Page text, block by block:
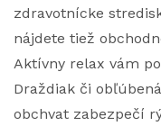
zdravotnícke
nájdete tiež
Aktívny relax vám
Draždiak či
obchvat zabezpečí